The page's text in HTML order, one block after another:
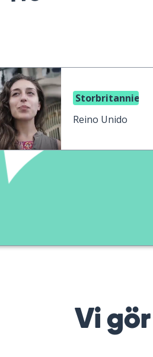
Storbritannien
Reino Unido
Vi